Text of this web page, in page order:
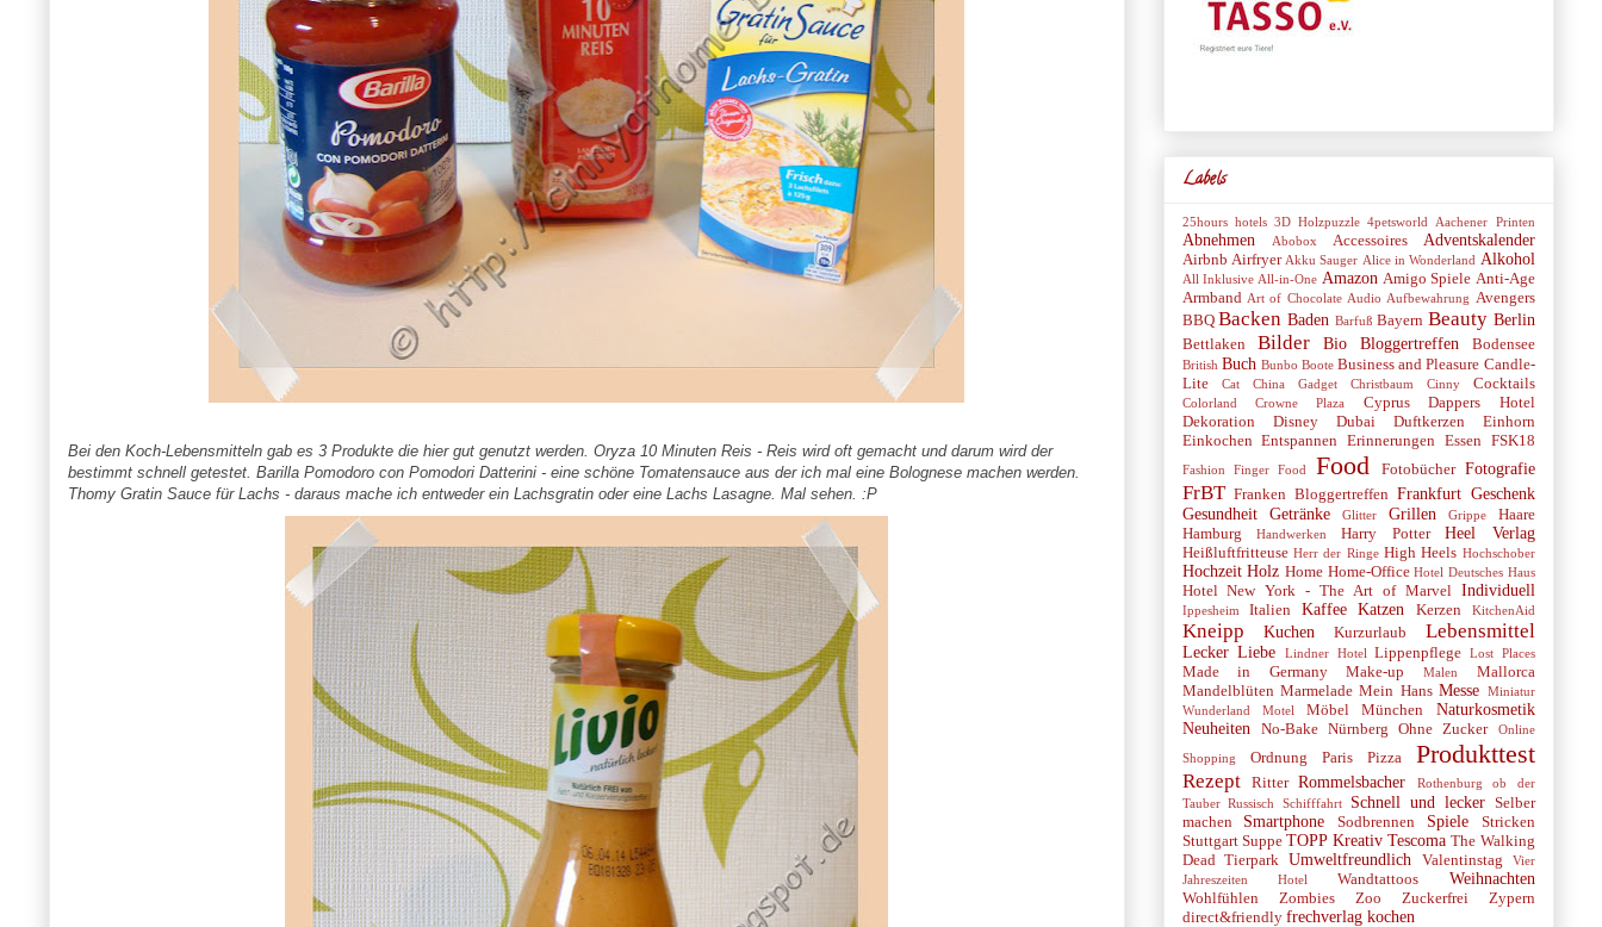
Bei den Koch-Lebensmitteln gab es 3 Produkte die hier gut genutzt werden. Oryza 10 Minuten Reis - Reis wird oft gemacht und darum wird der
bestimmt schnell getestet. Barilla Pomodoro con Pomodori Datterini - eine schöne Tomatensauce aus der ich mal eine Bolognese machen werden.
Thomy Gratin Sauce für Lachs - daraus mache ich entweder ein Lachsgratin oder eine Lachs Lasagne. Mal sehen. :P
Labels
25hours hotels 3D Holzpuzzle 4petsworld Aachener Printen
Abnehmen Abobox Accessoires Adventskalender
Airbnb Airfryer Akku Sauger Alice in Wonderland Alkohol
All Inklusive All-in-One Amazon Amigo Spiele Anti-Age
Armband Art of Chocolate Audio Aufbewahrung Avengers
BBQ Backen Baden Barfuß Bayern Beauty Berlin
Bettlaken Bilder Bio Bloggertreffen Bodensee
British Buch Bunbo Boote Business and Pleasure Candle-
Lite
Cat China Gadget Christbaum Cinny Cocktails
Colorland Crowne Plaza Cyprus
Dappers Hotel
Dekoration
Disney Dubai Duftkerzen
Einhorn
Einkochen Entspannen Erinnerungen Essen FSK18
Fashion Finger Food Food Fotobücher Fotografie
FrBT Franken Bloggertreffen Frankfurt Geschenk
Gesundheit
Getränke Glitter Grillen Grippe
Haare
Hamburg
Handwerken Harry Potter Heel Verlag
Heißluftfritteuse Herr der Ringe High Heels Hochschober
Hochzeit Holz Home Home-Office Hotel Deutsches Haus
Hotel New York - The Art of Marvel Individuell
Ippesheim Italien Kaffee Katzen Kerzen KitchenAid
Kneipp Kuchen Kurzurlaub Lebensmittel
Lecker Liebe Lindner Hotel Lippenpflege Lost Places
Made in Germany Make-up Malen
Mallorca
Mandelblüten Marmelade Mein Hans Messe Miniatur
Wunderland
Motel Möbel München
Naturkosmetik
Neuheiten
No-Bake Nürnberg Ohne Zucker
Online
Shopping
Ordnung Paris Pizza Produkttest
Rezept Ritter Rommelsbacher
Rothenburg ob der
Tauber Russisch Schifffahrt Schnell und lecker Selber
machen
Smartphone Sodbrennen Spiele
Stricken
Stuttgart Suppe TOPP Kreativ Tescoma The Walking
Dead Tierpark Umweltfreundlich Valentinstag
Vier
Jahreszeiten Hotel
Wandtattoos Weihnachten
Wohlfühlen Zombies Zoo Zuckerfrei
Zypern
direct&friendly frechverlag kochen